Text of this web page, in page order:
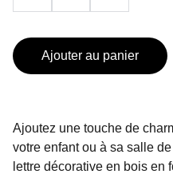
Ajouter au panier
Ajoutez une touche de
votre enfant ou à sa salle
lettre décorative en bois en